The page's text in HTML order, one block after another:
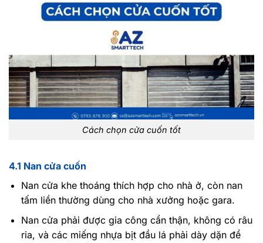
Cách chọn cửa cuốn tốt
4.1 Nan cửa cuốn
Nan cửa khe thoáng thích hợp cho nhà ở, còn nan
tấm liền thường dùng cho nhà xưởng hoặc gara.
Nan cửa phải được gia công cẩn thận, không có râu
ria, và các miếng nhựa bịt đầu lá phải dày dặn để